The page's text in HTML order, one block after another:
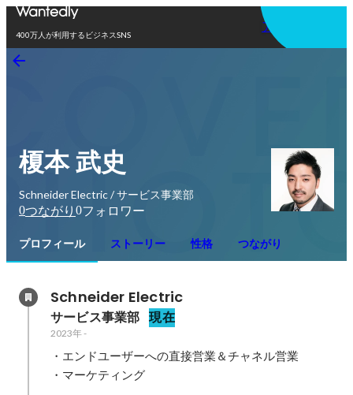
400万人が利用するビジネスSNS
アプリを使う
榎本 武史
Schneider Electric / サービス事業部
0つながり 0フォロワー
プロフィール ストーリー 性格 つながり
Schneider Electric
サービス事業部 現在
2023年-
・エンドユーザーへの直接営業＆チャネル営業
・マーケティング